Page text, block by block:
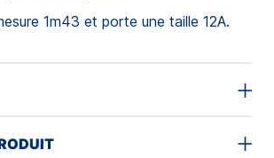
1m43 et porte une taille 12A.